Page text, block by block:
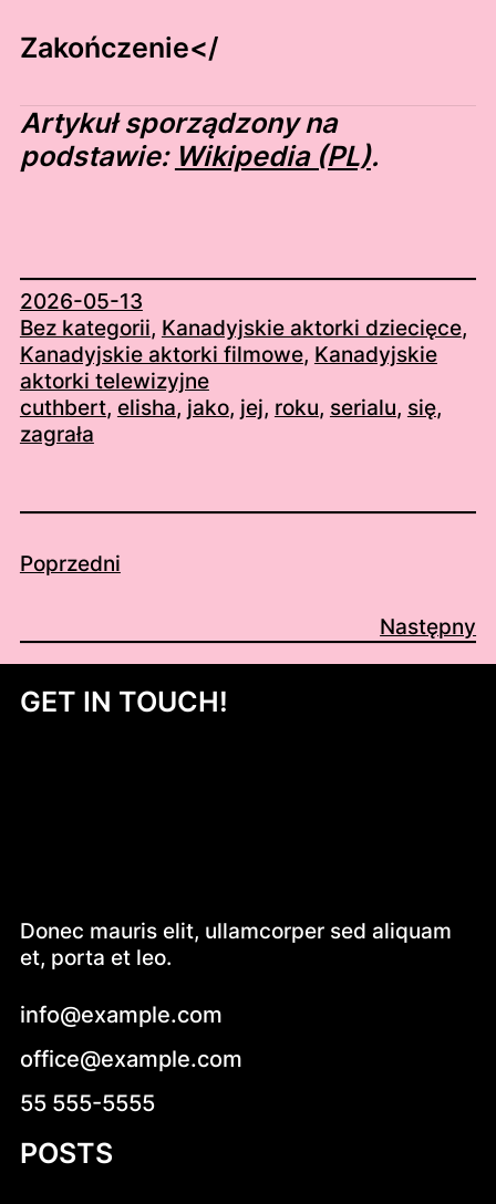
Zakończenie</
Artykuł sporządzony na
podstawie: Wikipedia (PL).
2026-05-13
Bez kategorii, Kanadyjskie aktorki dziecięce
Kanadyjskie aktorki filmowe, Kanadyjskie
aktorki telewizyjne
cuthbert, elisha, jako, jej, roku, serialu, się
zagrała
Poprzedni
Następny
GET IN TOUCH!
Donec mauris elit, ullamcorper sed aliquam
et, porta et leo.
info@example.com
office@example.com
55 555-5555
POSTS